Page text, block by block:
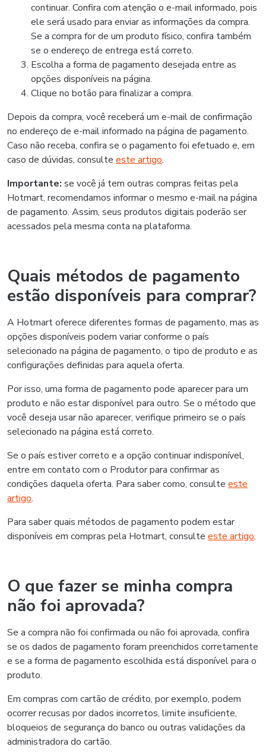
continuar. Confira com atenção o e-mail informado, pois
ele será usado para enviar as informações da compra.
Se a compra for de um produto físico, confira também
se o endereço de entrega está correto.
Escolha a forma de pagamento desejada entre as
opções disponíveis na página.
Clique no botão para finalizar a compra.
Depois da compra, você receberá um e-mail de confirmação
no endereço de e-mail informado na página de pagamento.
Caso não receba, confira se o pagamento foi efetuado e, em
caso de dúvidas, consulte este artigo.
Importante: se você já tem outras compras feitas pela
Hotmart, recomendamos informar o mesmo e-mail na página
de pagamento. Assim, seus produtos digitais poderão ser
acessados pela mesma conta na plataforma.
Quais métodos de pagamento
estão disponíveis para comprar?
A Hotmart oferece diferentes formas de pagamento, mas as
opções disponíveis podem variar conforme o país
selecionado na página de pagamento, o tipo de produto e as
configurações definidas para aquela oferta.
Por isso, uma forma de pagamento pode aparecer para um
produto e não estar disponível para outro. Se o método que
você deseja usar não aparecer, verifique primeiro se o país
selecionado na página está correto.
Se o país estiver correto e a opção continuar indisponível,
entre em contato com o Produtor para confirmar as
condições daquela oferta. Para saber como, consulte este
artigo.
Para saber quais métodos de pagamento podem estar
disponíveis em compras pela Hotmart, consulte este artigo.
O que fazer se minha compra
não foi aprovada?
Se a compra não foi confirmada ou não foi aprovada, confira
se os dados de pagamento foram preenchidos corretamente
e se a forma de pagamento escolhida está disponível para o
produto.
Em compras com cartão de crédito, por exemplo, podem
ocorrer recusas por dados incorretos, limite insuficiente,
bloqueios de segurança do banco ou outras validações da
administradora do cartão.